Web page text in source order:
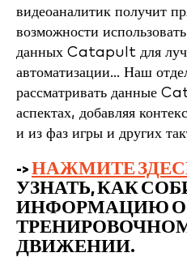
видеоаналитик получит
возможности
данных Catapult для
автоматизации... Наш
рассматривать данные
аспектах, добавляя
и из фаз игры и других
->НАЖМИТЕ
УЗНАТЬ, КАК
ИНФОРМАЦИЮ
ДВИЖЕНИИ.